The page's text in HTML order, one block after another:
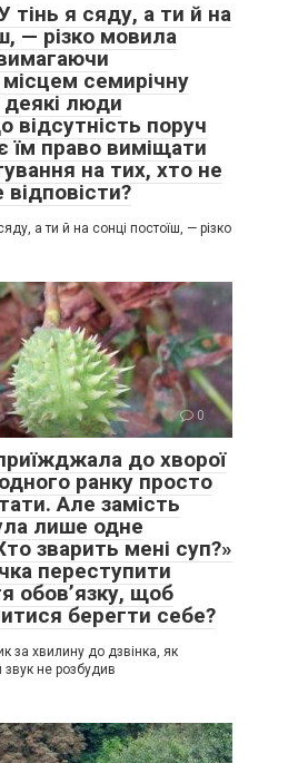
тінь я сяду, а ти й на
— різко мовила
семирічну
люди
поруч
їм право виміщати
на тих, хто не
а ти й на сонці постоїш, — різко
0
до хворої
ранку просто
Але замість
лише одне
зварить мені суп?»
переступити
обов’язку, щоб
берегти себе?
за хвилину до дзвінка, як
не розбудив